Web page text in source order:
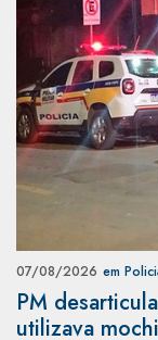
07/08/2026 em
PM
utilizava